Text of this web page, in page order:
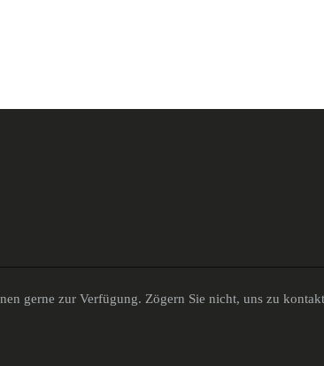
gerne zur Verfügung. Zögern Sie nicht, uns zu